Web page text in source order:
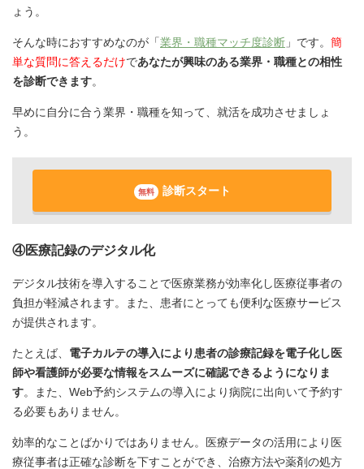
ょう。
そんな時におすすめなのが「業界・職種マッチ度診断 」です。 簡
単な質問に答えるだけであなたが興味のある業界・職種との相性
を診断できます。
早めに自分に合う業界・職種を知って、就活を成功させましょ
う。
無料 診断スタート
④医療記録のデジタル化
デジタル技術を導入することで医療業務が効率化し医療従事者の
負担が軽減されます。また、患者にとっても便利な医療サービス
が提供されます。
たとえば、 電子カルテの導入により患者の診療記録を電子化し医
師や看護師が必要な情報をスムーズに確認できるようになりま
す。また、Web予約システムの導入により病院に出向いて予約す
る必要もありません。
効率的なことばかりではありません。医療データの活用により医
療従事者は正確な診断を下すことができ、治療方法や薬剤の処方